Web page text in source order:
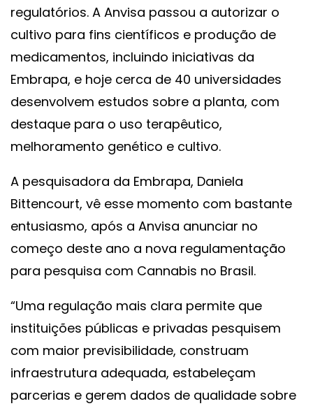
regulatórios. A Anvisa passou a autorizar o
cultivo para fins científicos e produção de
medicamentos, incluindo iniciativas da
Embrapa, e hoje cerca de 40 universidades
desenvolvem estudos sobre a planta, com
destaque para o uso terapêutico,
melhoramento genético e cultivo.
A pesquisadora da Embrapa, Daniela
Bittencourt, vê esse momento com bastante
entusiasmo, após a Anvisa anunciar no
começo deste ano a nova regulamentação
para pesquisa com Cannabis no Brasil.
“Uma regulação mais clara permite que
instituições públicas e privadas pesquisem
com maior previsibilidade, construam
infraestrutura adequada, estabeleçam
parcerias e gerem dados de qualidade sobre